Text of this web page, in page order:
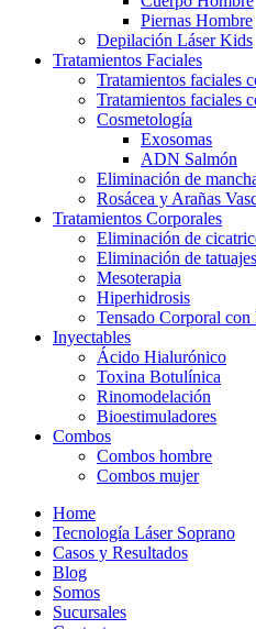
Piernas Hombre
Depilación Láser Kids
Tratamientos Faciales
Tratamientos faciales
Tratamientos faciales
Cosmetología
Exosomas
ADN Salmón
Eliminación de
Rosácea y Arañas
Tratamientos Corporales
Eliminación de
Eliminación de tatuajes
Mesoterapia
Hiperhidrosis
Tensado Corporal con
Inyectables
Ácido Hialurónico
Toxina Botulínica
Rinomodelación
Bioestimuladores
Combos
Combos hombre
Combos mujer
Home
Tecnología Láser Soprano
Casos y Resultados
Blog
Somos
Sucursales